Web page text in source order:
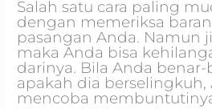
Salah satu cara paling
dengan memeriksa
pasangan Anda. Namun
maka Anda bisa
darinya. Bila Anda
apakah dia berselingkuh,
mencoba